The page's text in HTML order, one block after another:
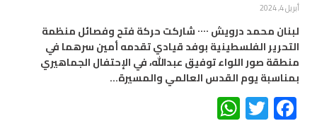
أبريل 4, 2024
لبنان محمد درويش ٠٠٠٠ شاركت حركة فتح وفصائل منظمة
التحرير الفلسطينية بوفد قيادي تقدمه أمين سرهما في
منطقة صور اللواء توفيق عبدالله، في الإحتفال الجماهيري
بمناسبة يوم القدس العالمي والمسيرة…
Facebook
Twitter